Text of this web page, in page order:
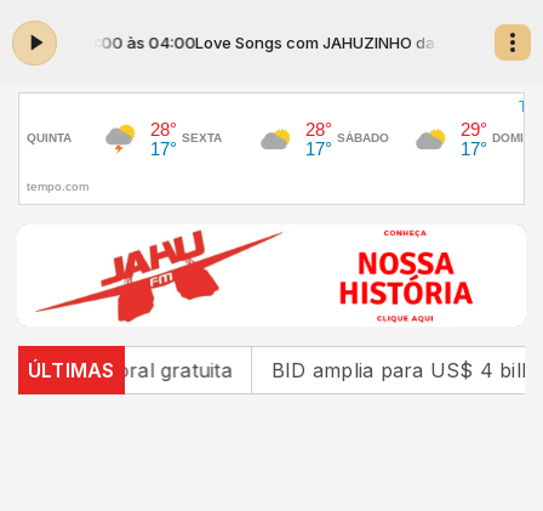
00:00 às 04:00Love Songs com JAHUZINHO das 00:00 às 04:00
ÚLTIMAS
gratuita BID amplia para US$ 4 bilhões o fundo